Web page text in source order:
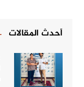
أحدث المقالات